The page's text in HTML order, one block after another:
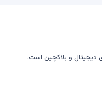
دیجیتال و بلاکچین است.